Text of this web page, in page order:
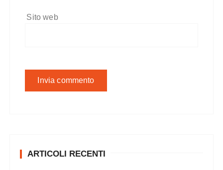
Sito web
ARTICOLI RECENTI